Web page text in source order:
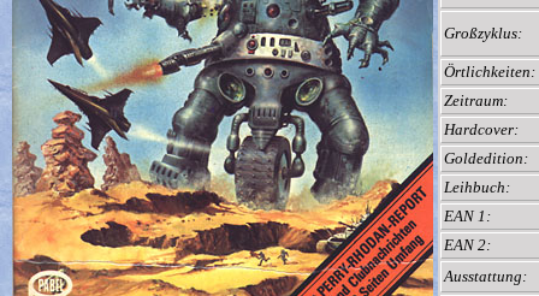
Großzyklus:
Örtlichkeiten:
Zeitraum:
Hardcover:
Goldedition:
Leihbuch:
EAN 1:
EAN 2:
Ausstattung: